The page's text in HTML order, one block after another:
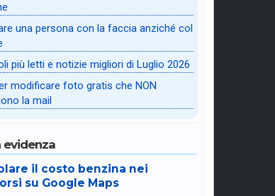
una persona con la faccia anziché col
più letti e notizie migliori di Luglio 2026
modificare foto gratis che NON
la mail
evidenza
il costo benzina nei
su Google Maps